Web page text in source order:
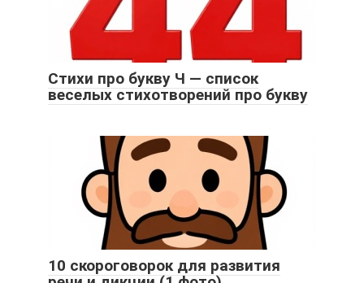
Стихи про букву Ч — список
веселых стихотворений про букву
10 скороговорок для развития